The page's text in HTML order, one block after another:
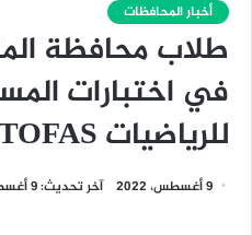
أخبار المحافظات
طلاب محافظة
في اختبارات
للرياضيات TOFAS
9 أغسطس، 2022 آخر تحديث: 9 أغسطس، 2022